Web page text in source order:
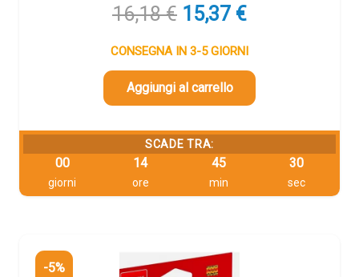
16,18€ Il
originale
era:
16,18 €.
15,37 €Il
attuale
è:
CONSEGNA IN 3-5 GIORNI
Aggiungi al carrello
SCADE TRA:
00
giorni
14
ore
45
min
29
sec
-5%